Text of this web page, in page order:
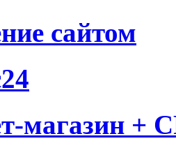
сайтом
магазин +